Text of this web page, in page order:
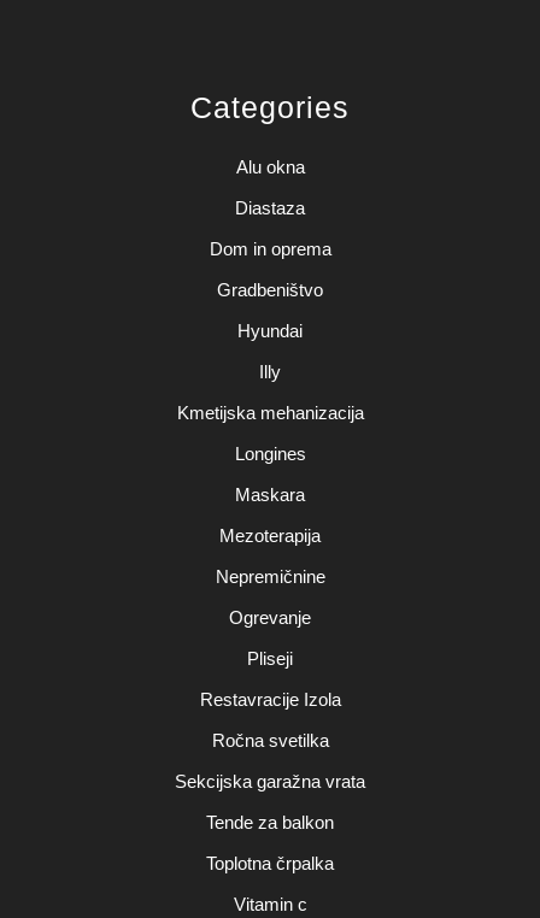
Categories
Alu okna
Diastaza
Dom in oprema
Gradbeništvo
Hyundai
Illy
Kmetijska mehanizacija
Longines
Maskara
Mezoterapija
Nepremičnine
Ogrevanje
Pliseji
Restavracije Izola
Ročna svetilka
Sekcijska garažna vrata
Tende za balkon
Toplotna črpalka
Vitamin c